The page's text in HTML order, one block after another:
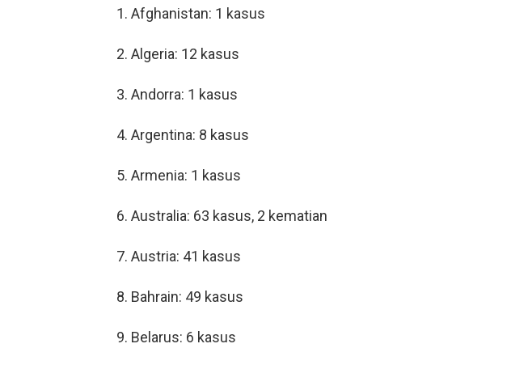
1. Afghanistan: 1 kasus
2. Algeria: 12 kasus
3. Andorra: 1 kasus
4. Argentina: 8 kasus
5. Armenia: 1 kasus
6. Australia: 63 kasus, 2 kematian
7. Austria: 41 kasus
8. Bahrain: 49 kasus
9. Belarus: 6 kasus